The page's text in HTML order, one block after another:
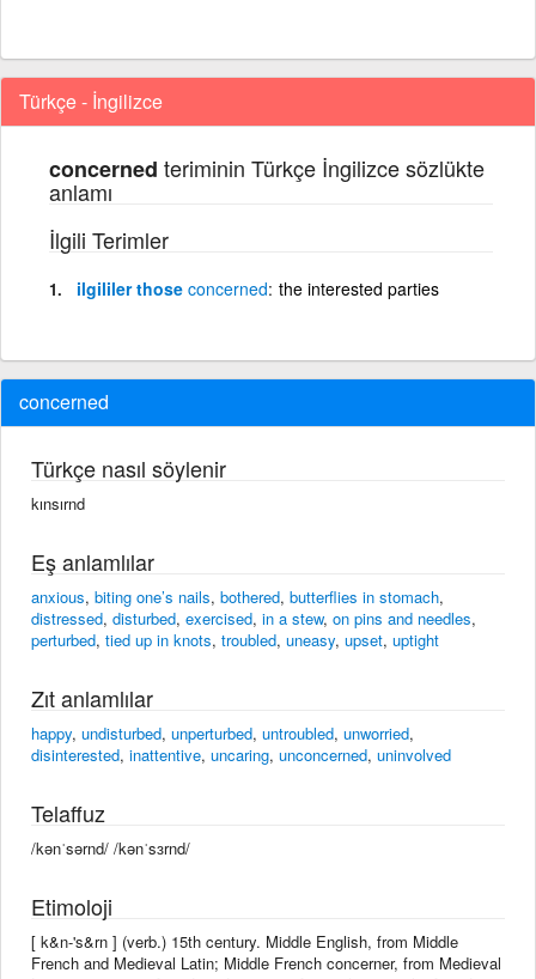
Türkçe - İngilizce
concerned teriminin Türkçe İngilizce sözlükte
anlamı
İlgili Terimler
ilgililer those concerned the interested parties
concerned
Türkçe nasıl söylenir
kınsırnd
Eş anlamlılar
anxious, biting one’s nails, bothered, butterflies in stomach,
distressed, disturbed, exercised, in a stew, on pins and needles,
perturbed, tied up in knots, troubled, uneasy, upset, uptight
Zıt anlamlılar
happy, undisturbed, unperturbed, untroubled, unworried,
disinterested, inattentive, uncaring, unconcerned, uninvolved
Telaffuz
/kənˈsərnd/ /kənˈsɜrnd/
Etimoloji
[ k&n-'s&rn ] (verb.) 15th century. Middle English, from Middle
French and Medieval Latin; Middle French concerner, from Medieval